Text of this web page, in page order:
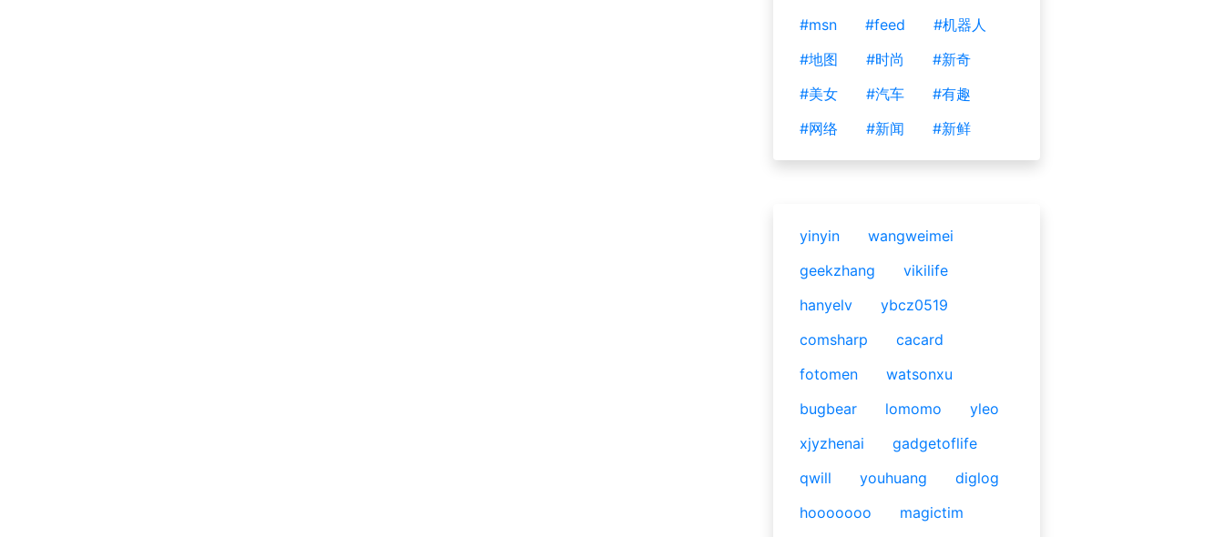
#msn
#feed
#机器人
#地图
#时尚
#新奇
#美女
#汽车
#有趣
#网络
#新闻 #新鲜
yinyin
wangweimei
geekzhang
vikilife
hanyelv
ybcz0519
comsharp
cacard
fotomen
watsonxu
bugbear
lomomo
yleo
xjyzhenai
gadgetoflife
qwill
youhuang
diglog
hooooooo
magictim